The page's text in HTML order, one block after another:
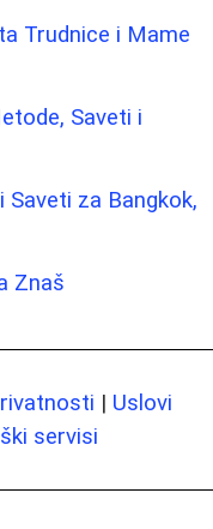
Trudnice i Mame
Saveti i
Saveti za Bangkok,
Znaš
| Uslovi
servisi